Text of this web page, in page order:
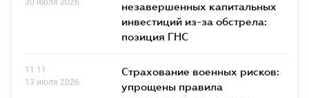
незавершенных капитальных
инвестиций из-за обстрела:
позиция ГНС
11.11
13 июля 2026
Страхование военных рисков:
упрощены правила